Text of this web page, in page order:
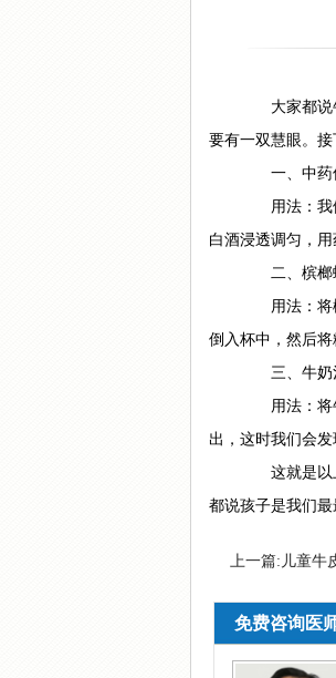
大家都说牛
要有一双慧眼。
一、中药
用法：我们
白酒浸透调匀，用
二、槟榔
用法：将槟
倒入杯中，然后
三、牛奶
用法：将牛
出，这时我们会发
这就是以上
都说孩子是我们最
上一篇: 儿童牛
免费咨询医